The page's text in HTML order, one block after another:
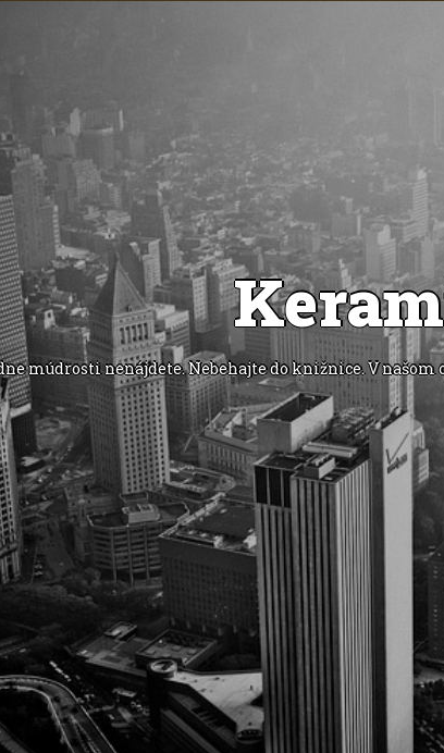
múdrosti nenájdete. Nebehajte do knižnice. V